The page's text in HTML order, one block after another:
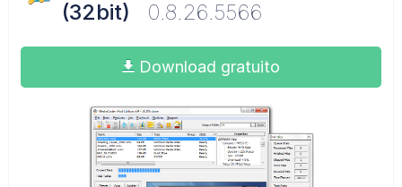
(32bit)
0.8.26.5566
Download gratuito